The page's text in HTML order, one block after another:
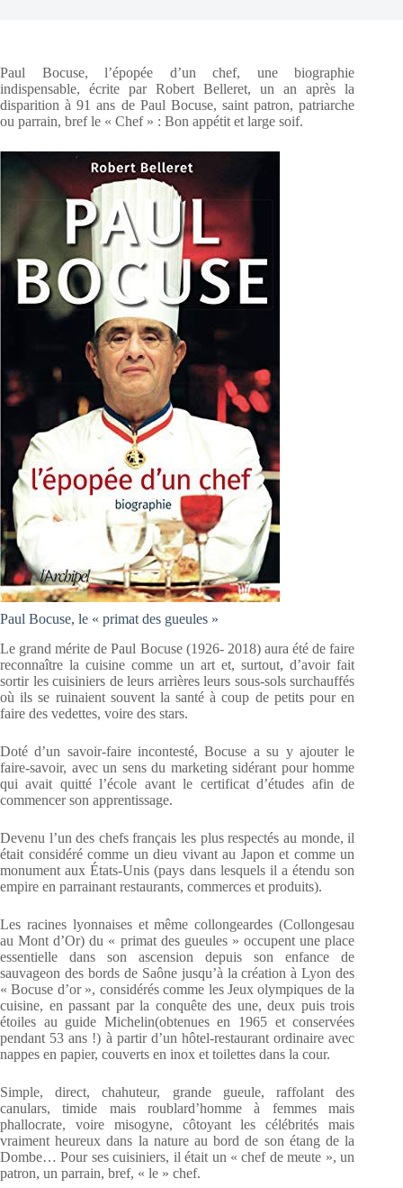
Paul Bocuse, l’épopée d’un chef, une biographie
indispensable, écrite par Robert Belleret, un an après la
disparition à 91 ans de Paul Bocuse, saint patron, patriarche
ou parrain, bref le « Chef » : Bon appétit et large soif.
Paul Bocuse, le « primat des gueules »
Le grand mérite de Paul Bocuse (1926- 2018) aura été de faire
reconnaître la cuisine comme un art et, surtout, d’avoir fait
sortir les cuisiniers de leurs arrières leurs sous-sols surchauffés
où ils se ruinaient souvent la santé à coup de petits pour en
faire des vedettes, voire des stars.
Doté d’un savoir-faire incontesté, Bocuse a su y ajouter le
faire-savoir, avec un sens du marketing sidérant pour homme
qui avait quitté l’école avant le certificat d’études afin de
commencer son apprentissage.
Devenu l’un des chefs français les plus respectés au monde, il
était considéré comme un dieu vivant au Japon et comme un
monument aux États-Unis (pays dans lesquels il a étendu son
empire en parrainant restaurants, commerces et produits).
Les racines lyonnaises et même collongeardes (Collongesau
au Mont d’Or) du « primat des gueules » occupent une place
essentielle dans son ascension depuis son enfance de
sauvageon des bords de Saône jusqu’à la création à Lyon des
« Bocuse d’or », considérés comme les Jeux olympiques de la
cuisine, en passant par la conquête des une, deux puis trois
étoiles au guide Michelin(obtenues en 1965 et conservées
pendant 53 ans !) à partir d’un hôtel-restaurant ordinaire avec
nappes en papier, couverts en inox et toilettes dans la cour.
Simple, direct, chahuteur, grande gueule, raffolant des
canulars, timide mais roublard’homme à femmes mais
phallocrate, voire misogyne, côtoyant les célébrités mais
vraiment heureux dans la nature au bord de son étang de la
Dombe… Pour ses cuisiniers, il était un « chef de meute », un
patron, un parrain, bref, « le » chef.